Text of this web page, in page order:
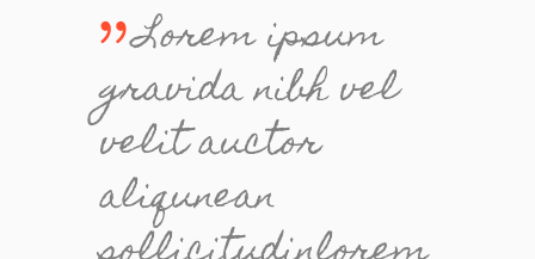
Lorem ipsum
gravida nibh vel
velit auctor
aliqunean